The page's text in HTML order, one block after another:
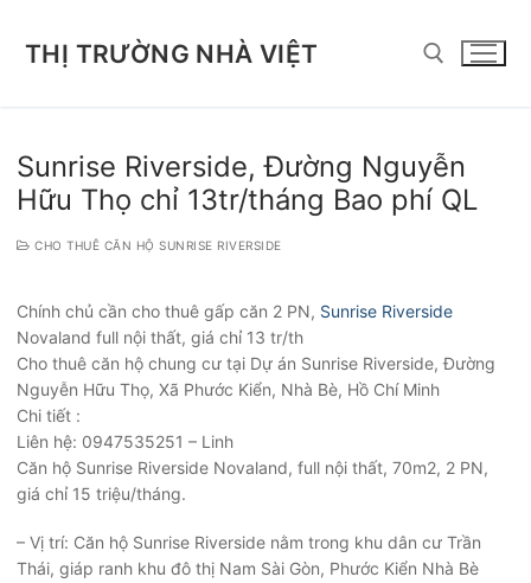
THỊ TRƯỜNG NHÀ VIỆT
Sunrise Riverside, Đường Nguyễn
Hữu Thọ chỉ 13tr/tháng Bao phí QL
CHO THUÊ CĂN HỘ SUNRISE RIVERSIDE
Chính chủ cần cho thuê gấp căn 2 PN, Sunrise Riverside
Novaland full nội thất, giá chỉ 13 tr/th
Cho thuê căn hộ chung cư tại Dự án Sunrise Riverside, Đường
Nguyễn Hữu Thọ, Xã Phước Kiển, Nhà Bè, Hồ Chí Minh
Chi tiết :
Liên hệ: 0947535251 – Linh
Căn hộ Sunrise Riverside Novaland, full nội thất, 70m2, 2 PN,
giá chỉ 15 triệu/tháng.
– Vị trí: Căn hộ Sunrise Riverside nằm trong khu dân cư Trần
Thái, giáp ranh khu đô thị Nam Sài Gòn, Phước Kiển Nhà Bè